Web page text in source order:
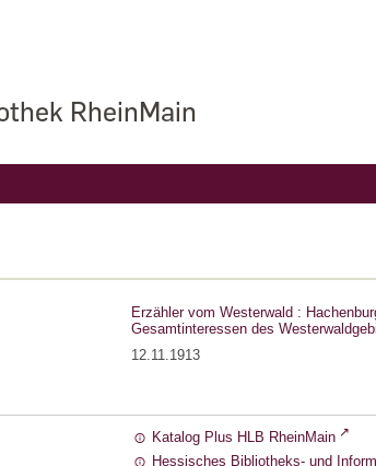
RheinMain
Erzähler vom Westerwald :
Gesamtinteressen des
12.11.1913
Katalog Plus HLB RheinMain
Hessisches Bibliotheks- und